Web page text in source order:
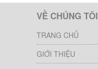
VỀ CHÚNG TÔI
TRANG CHỦ
GIỚI THIỆU